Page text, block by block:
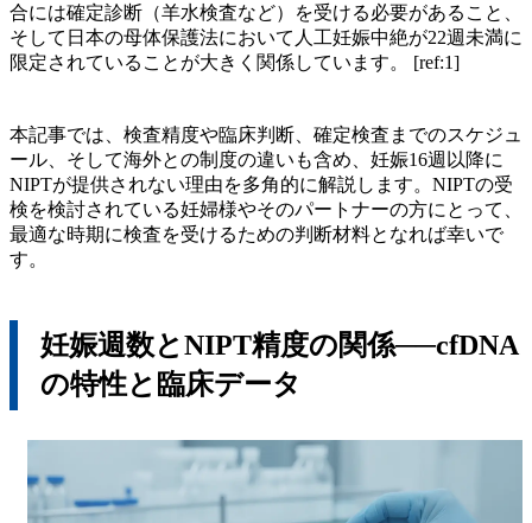
合には確定診断（羊水検査など）を受ける必要があること、
そして日本の母体保護法において人工妊娠中絶が22週未満に
限定されていることが大きく関係しています。 [ref:1]
本記事では、検査精度や臨床判断、確定検査までのスケジュ
ール、そして海外との制度の違いも含め、妊娠16週以降に
NIPTが提供されない理由を多角的に解説します。NIPTの受
検を検討されている妊婦様やそのパートナーの方にとって、
最適な時期に検査を受けるための判断材料となれば幸いで
す。
妊娠週数とNIPT精度の関係──cfDNA
の特性と臨床データ